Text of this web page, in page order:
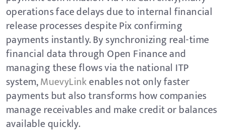
operations face delays due to internal financial
release processes despite Pix confirming
payments instantly. By synchronizing real-time
financial data through Open Finance and
managing these flows via the national ITP
system,MuevyLinkenables not only faster
payments but also transforms how companies
manage receivables and make credit or balances
available quickly.